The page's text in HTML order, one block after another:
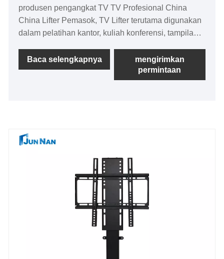
produsen pengangkat TV TV Profesional China
China Lifter Pemasok, TV Lifter terutama digunakan
dalam pelatihan kantor, kuliah konferensi, tampilan
tinggi, TV dapat dinaikkan dan diturunkan secara
bebas. Stand pengangkat TV listrik memiliki
stabilitas yang lebih baik dan kemampuan
keras.
Baca selengkapnya
mengirimkan
permintaan